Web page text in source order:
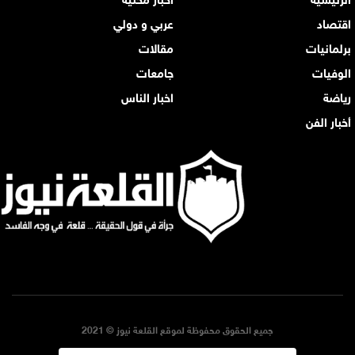
اقتصاد
عربي و دولي
برلمانيات
مقالات
الوفيات
جامعات
رياضة
اخبار الناس
أخبار الفن
جميع الحقوق محفوظة لموقع القلعة نيوز © 2021